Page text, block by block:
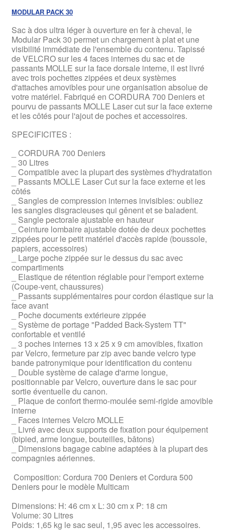
MODULAR PACK 30
Sac à dos ultra léger à ouverture en fer à cheval, le
Modular Pack 30 permet un chargement à plat et une
visibilité immédiate de l'ensemble du contenu. Tapissé
de VELCRO sur les 4 faces internes du sac et de
passants MOLLE sur la face dorsale interne, il est livré
avec trois pochettes zippées et deux systèmes
d'attaches amovibles pour une organisation absolue de
votre matériel. Fabriqué en CORDURA 700 Deniers et
pourvu de passants MOLLE Laser cut sur la face externe
et les côtés pour l'ajout de poches et accessoires.
SPECIFICITES :
_ CORDURA 700 Deniers
_ 30 Litres
_ Compatible avec la plupart des systèmes d'hydratation
_ Passants MOLLE Laser Cut sur la face externe et les
côtés
_ Sangles de compression internes invisibles: oubliez
les sangles disgracieuses qui gênent et se baladent.
_ Sangle pectorale ajustable en hauteur
_ Ceinture lombaire ajustable dotée de deux pochettes
zippées pour le petit matériel d'accès rapide (boussole,
papiers, accessoires)
_ Large poche zippée sur le dessus du sac avec
compartiments
_ Elastique de rétention réglable pour l'emport externe
(Coupe-vent, chaussures)
_ Passants supplémentaires pour cordon élastique sur la
face avant
_ Poche documents extérieure zippée
_ Système de portage "Padded Back-System TT"
confortable et ventilé
_ 3 poches internes 13 x 25 x 9 cm amovibles, fixation
par Velcro, fermeture par zip avec bande velcro type
bande patronymique pour identification du contenu
_ Double système de calage d'arme longue,
positionnable par Velcro, ouverture dans le sac pour
sortie éventuelle du canon.
_ Plaque de confort thermo-moulée semi-rigide amovible
interne
_ Faces internes Velcro MOLLE
_ Livré avec deux supports de fixation pour équipement
(bipied, arme longue, bouteilles, bâtons)
_ Dimensions bagage cabine adaptées à la plupart des
compagnies aériennes.
Composition: Cordura 700 Deniers et Cordura 500
Deniers pour le modèle Multicam
Dimensions: H: 46 cm x L: 30 cm x P: 18 cm
Volume: 30 Litres
Poids: 1,65 kg le sac seul, 1,95 avec les accessoires.